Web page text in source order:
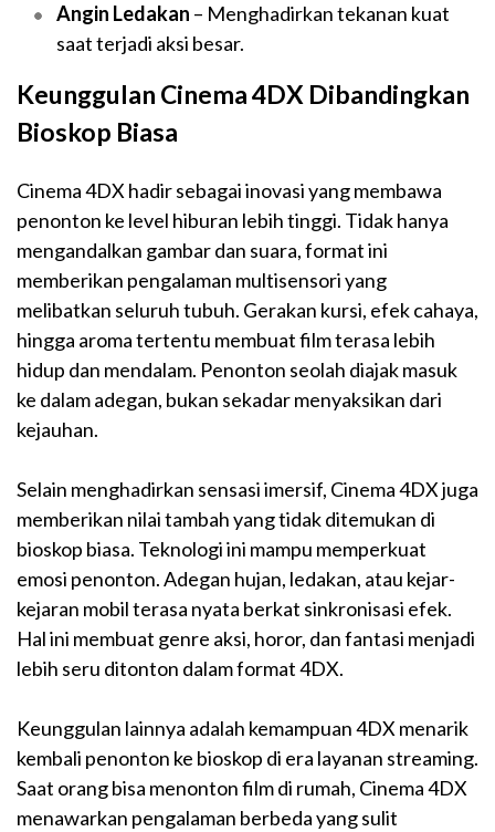
Angin Ledakan – Menghadirkan tekanan kuat
saat terjadi aksi besar.
Keunggulan Cinema 4DX Dibandingkan
Bioskop Biasa
Cinema 4DX hadir sebagai inovasi yang membawa
penonton ke level hiburan lebih tinggi. Tidak hanya
mengandalkan gambar dan suara, format ini
memberikan pengalaman multisensori yang
melibatkan seluruh tubuh. Gerakan kursi, efek cahaya,
hingga aroma tertentu membuat film terasa lebih
hidup dan mendalam. Penonton seolah diajak masuk
ke dalam adegan, bukan sekadar menyaksikan dari
kejauhan.
Selain menghadirkan sensasi imersif, Cinema 4DX juga
memberikan nilai tambah yang tidak ditemukan di
bioskop biasa. Teknologi ini mampu memperkuat
emosi penonton. Adegan hujan, ledakan, atau kejar-
kejaran mobil terasa nyata berkat sinkronisasi efek.
Hal ini membuat genre aksi, horor, dan fantasi menjadi
lebih seru ditonton dalam format 4DX.
Keunggulan lainnya adalah kemampuan 4DX menarik
kembali penonton ke bioskop di era layanan streaming.
Saat orang bisa menonton film di rumah, Cinema 4DX
menawarkan pengalaman berbeda yang sulit